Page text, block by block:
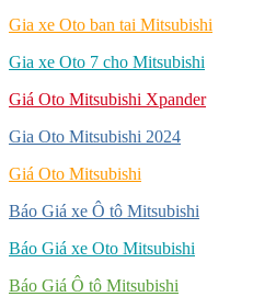
Gia xe Oto ban tai Mitsubishi
Gia xe Oto 7 cho Mitsubishi
Giá Oto Mitsubishi Xpander
Gia Oto Mitsubishi 2024
Giá Oto Mitsubishi
Báo Giá xe Ô tô Mitsubishi
Báo Giá xe Oto Mitsubishi
Báo Giá Ô tô Mitsubishi